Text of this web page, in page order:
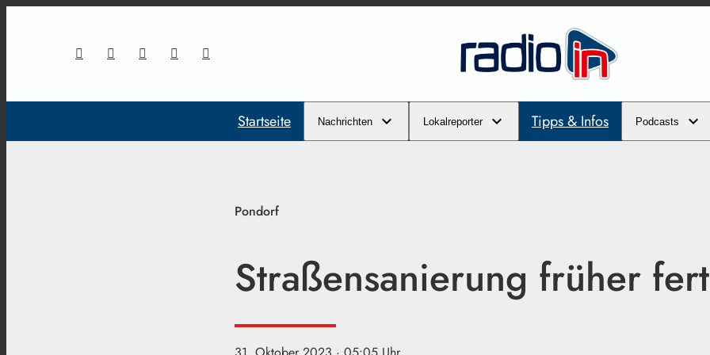
Startseite Nachrichten Lokalreporter Tipps & Infos Podcasts
Pondorf
Straßensanierung früher